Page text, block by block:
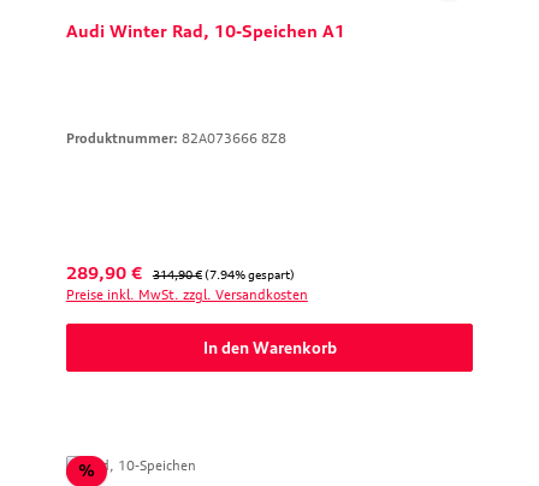
Audi Winter Rad, 10-Speichen A1
Produktnummer: 82A073666 8Z8
Verkaufspreis:
289,90 € Regulärer Preis:
314,90 € (7.94% gespart)
Preise inkl. MwSt. zzgl. Versandkosten
In den Warenkorb
%Rabatt